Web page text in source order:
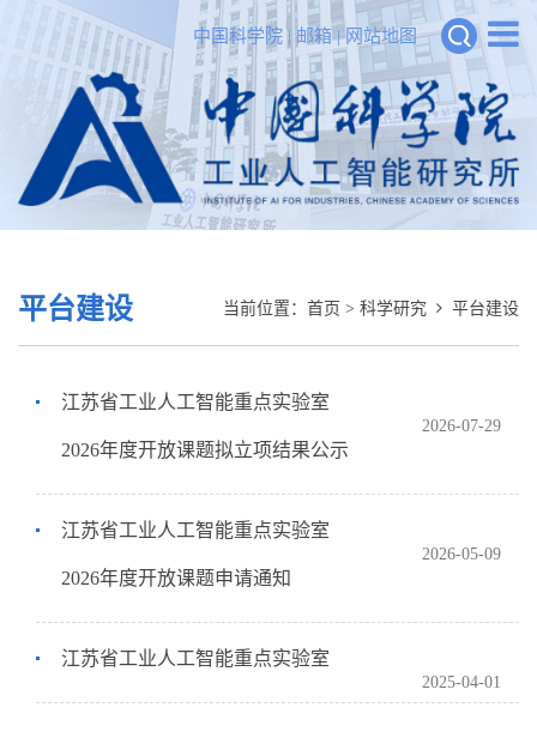
中国科学院 | 邮箱|网站地图
平台建设 当前位置： 首页 > 科学研究 平台建设
江苏省工业人工智能重点实验室
2026年度开放课题拟立项结果公示
2026-07-29
江苏省工业人工智能重点实验室
2026年度开放课题申请通知
2026-05-09
江苏省工业人工智能重点实验室
2025-04-01